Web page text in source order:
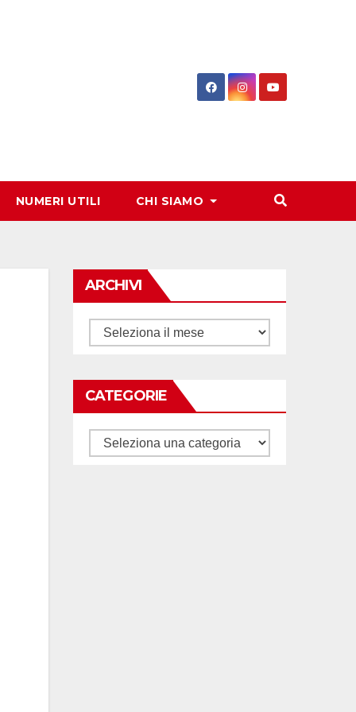
NUMERI UTILI CHI SIAMO
ARCHIVI
Archivi
CATEGORIE
Categorie